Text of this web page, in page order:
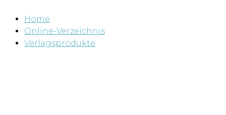
Home
Online-Verzeichnis
Verlagsprodukte